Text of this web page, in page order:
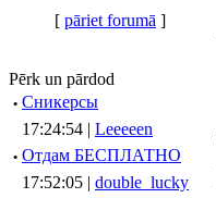
[ pāriet forumā ]
Pērk un pārdod
· Сникерсы
17:24:54 | Leeeeen
· Отдам БЕСПЛАТНО
17:52:05 | double_lucky